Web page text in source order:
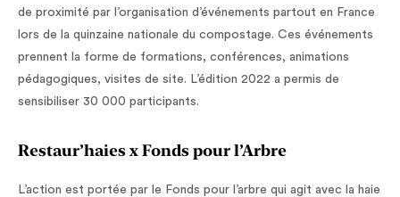
de proximité par l’organisation d’événements partout en France
lors de la quinzaine nationale du compostage. Ces événements
prennent la forme de formations, conférences, animations
pédagogiques, visites de site. L’édition 2022 a permis de
sensibiliser 30 000 participants.
Restaur’haies x Fonds pour l’Arbre
L’action est portée par le Fonds pour l’arbre qui agit avec la haie